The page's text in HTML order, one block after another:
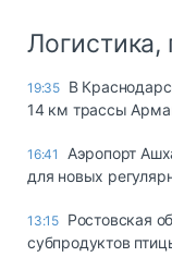
Логистика,
19:35 В
14 км трассы
16:41
Аэропорт
для новых
13:15 Ростовская
субпродуктов